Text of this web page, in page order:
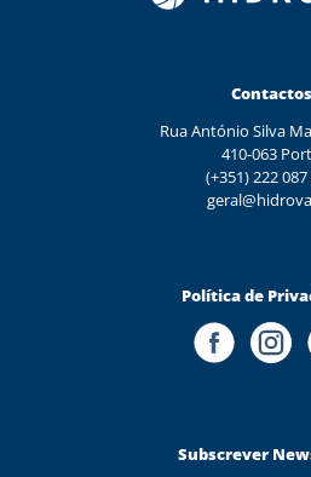
Contactos
Rua António Silva
410-063
(+351) 222
Política de
Subscrever